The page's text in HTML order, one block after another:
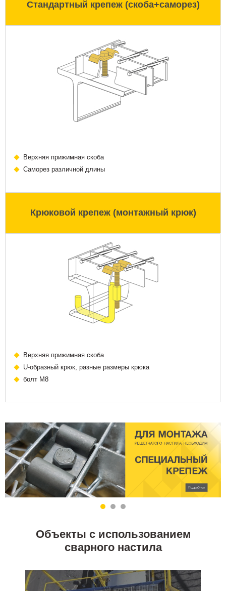
Стандартный крепеж (скоба+саморез)
Верхняя прижимная скоба
Саморез различной длины
Крюковой крепеж (монтажный крюк)
Верхняя прижимная скоба
U-образный крюк, разные размеры крюка
болт М8
Объекты с использованием
сварного настила